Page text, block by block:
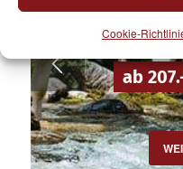
Cookie-
3 Tage mit
ab